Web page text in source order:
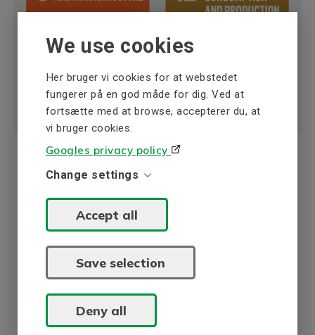
We use cookies
Her bruger vi cookies for at webstedet
fungerer på en god måde for dig. Ved at
fortsætte med at browse, accepterer du, at
vi bruger cookies.
Googles privacy policy
Change settings
Accept all
Save selection
Deny all
ISO-certificering
BEVI AB i Sverige har et kvalitets- og
Systemet er gennemgået af Intertek Certification AB og
omfatter udvikling, fremstilling, service og salg af
elektriske maskiner med perifert udstyr